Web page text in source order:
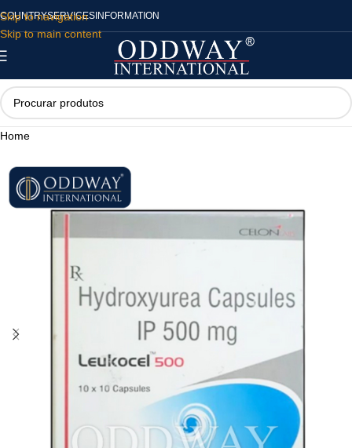
Skip to navigation
Skip to main content
COUNTRYSERVICES INFORMATION
Home